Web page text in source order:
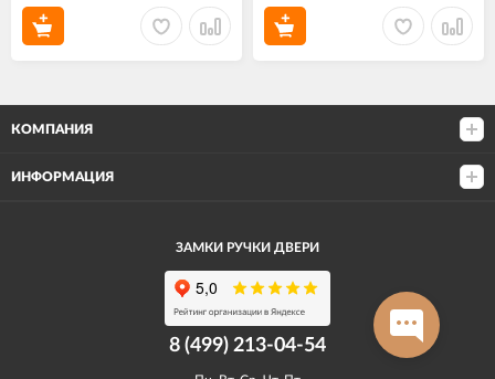
КОМПАНИЯ
ИНФОРМАЦИЯ
ЗАМКИ РУЧКИ ДВЕРИ
8 (499) 213-04-54​